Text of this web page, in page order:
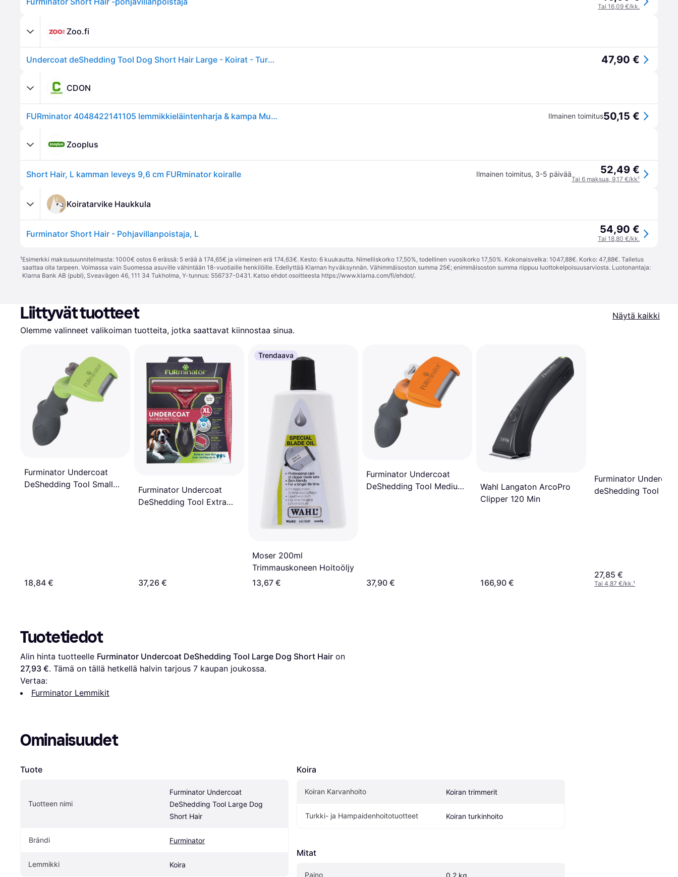
Tai 16,09 €/kk.
Zoo.fi
Undercoat deShedding Tool Dog Short Hair Large - Koirat - Turkinhoito - FURminator 47,90 €
CDON
FURminator 4048422141105 lemmikkieläintenharja & kampa Musta, Sininen Koira Aluskarvaharja Ilmainen toimitus50,15 €
Zooplus
Short Hair, L kamman leveys 9,6 cm FURminator koiralle Ilmainen toimitus, 3-5 päivää 52,49 €
Tai 6 maksua, 9,17 €/kk¹
Koiratarvike Haukkula
Furminator Short Hair - Pohjavillanpoistaja, L 54,90 €
Tai 18,80 €/kk.
¹Esimerkki maksusuunnitelmasta: 1000€ ostos 6 erässä: 5 erää à 174,65€ ja viimeinen erä 174,63€. Kesto: 6 kuukautta. Nimelliskorko 17,50%, todellinen vuosikorko 17,50%. Kokonaisvelka: 1047,88€. Korko: 47,88€. Talletus
saattaa olla tarpeen. Voimassa vain Suomessa asuville vähintään 18-vuotiaille henkilöille. Edellyttää Klarnan hyväksynnän. Vähimmäisoston summa 25€; enimmäisoston summa riippuu luottokelpoisuusarviosta. Luotonantaja:
Klarna Bank AB (publ), Sveavägen 46, 111 34 Tukholma, Y-tunnus: 556737-0431. Katso ehdot osoitteesta https://www.klarna.com/fi/ehdot/.
Liittyvät tuotteet
Näytä kaikki
Olemme valinneet valikoiman tuotteita, jotka saattavat kiinnostaa sinua.
Furminator Undercoat
DeShedding Tool Small
18,84 €
Furminator Undercoat
DeShedding Tool Extra
37,26 €
Trendaava
Moser 200ml
Trimmauskoneen Hoitoöljy
13,67 €
Furminator Undercoat
DeShedding Tool Medium
37,90 €
Wahl Langaton ArcoPro
Clipper 120 Min
166,90 €
Furminator Undercoat
deShedding Tool
27,85 €
Tai 4,87 €/kk.¹
Tuotetiedot
Alin hinta tuotteelle Furminator Undercoat DeShedding Tool Large Dog Short Hair
27,93 €. Tämä on tällä hetkellä halvin tarjous 7 kaupan joukossa.
Vertaa:
Furminator Lemmikit
Ominaisuudet
Tuote
Tuotteen nimi
Furminator Undercoat
DeShedding Tool Large Dog
Short Hair
Brändi Furminator
Lemmikki Koira
Koira
Koiran Karvanhoito Koiran trimmerit
Turkki- ja Hampaidenhoitotuotteet Koiran turkinhoito
Mitat
Paino